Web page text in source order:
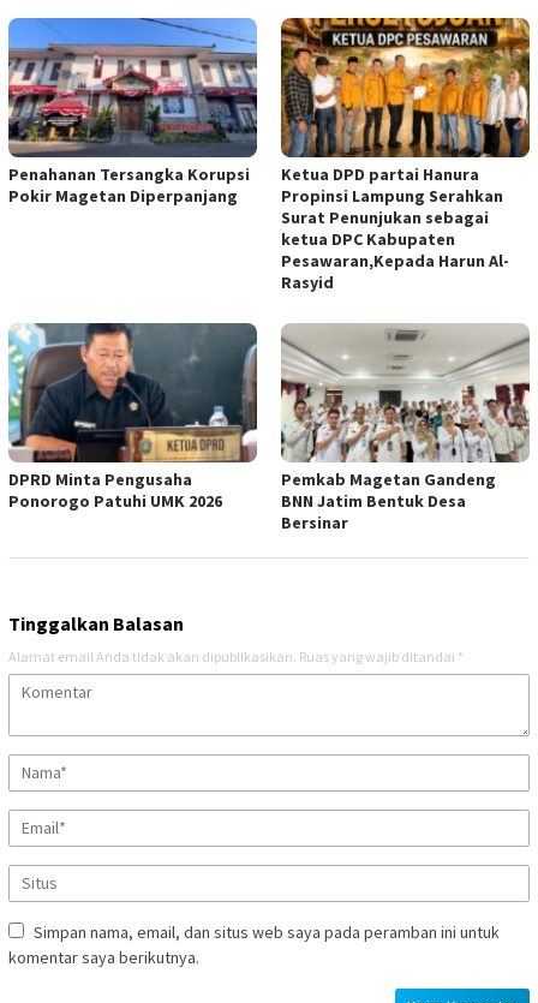
Penahanan Tersangka Korupsi
Pokir Magetan Diperpanjang
Ketua DPD partai Hanura
Propinsi Lampung Serahkan
Surat Penunjukan sebagai
ketua DPC Kabupaten
Pesawaran,Kepada Harun Al-
Rasyid
DPRD Minta Pengusaha
Ponorogo Patuhi UMK 2026
Pemkab Magetan Gandeng
BNN Jatim Bentuk Desa
Bersinar
Tinggalkan Balasan
Alamat email Anda tidak akan dipublikasikan. Ruas yang wajib ditandai *
Simpan nama, email, dan situs web saya pada peramban ini untuk
komentar saya berikutnya.